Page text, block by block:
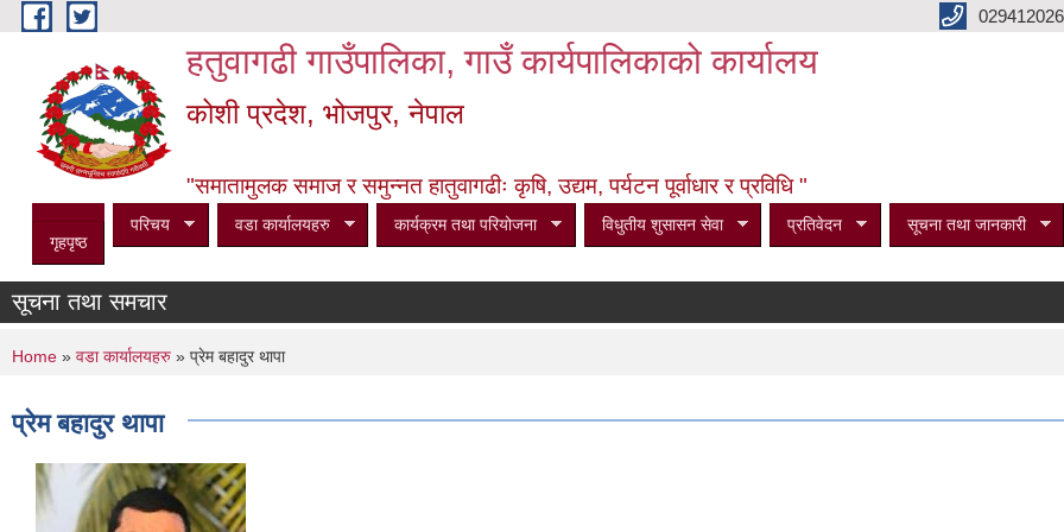
Skip to main content
हतुवागढी गाउँपालिका, गाउँ कार्यपालिकाको कार्यालय
कोशी प्रदेश, भोजपुर, नेपाल
"समातामुलक समाज र समुन्नत हातुवागढीः कृषि, उद्यम, पर्यटन पूर्वाधार र प्रविधि "
गृहपृष्ठ
परिचय वडा कार्यालयहरु कार्यक्रम तथा परियोजना विधुतीय शुसासन सेवा प्रतिवेदन सूचना तथा जानकारी
सूचना तथा समचार
You are here
Home » वडा कार्यालयहरु » प्रेम बहादुर थापा
प्रेम बहादुर थापा